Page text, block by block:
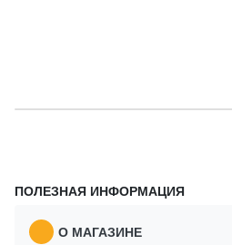
ПОЛЕЗНАЯ ИНФОРМАЦИЯ
О МАГАЗИНЕ